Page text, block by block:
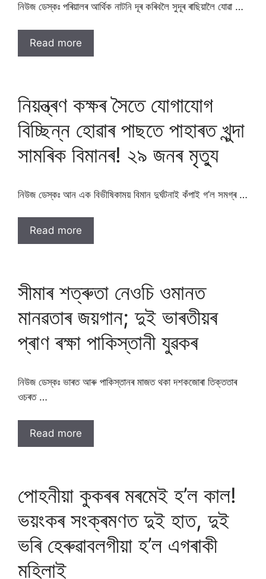
নিউজ ডেস্কঃ পৰিয়ালৰ আৰ্থিক নাটনি দূৰ কৰিবলৈ সুদূৰ ৰাছিয়ালৈ যোৱা …
Read more
নিয়ন্ত্ৰণ কক্ষৰ সৈতে যোগাযোগ
বিচ্ছিন্ন হোৱাৰ পাছতে পাহাৰত খুন্দা
সামৰিক বিমানৰ! ২৯ জনৰ মৃত্যু
নিউজ ডেস্কঃ আন এক বিভীষিকাময় বিমান দুৰ্ঘটনাই কঁপাই গ’ল সমগ্ৰ …
Read more
সীমাৰ শত্ৰুতা নেওচি ওমানত
মানৱতাৰ জয়গান; দুই ভাৰতীয়ৰ
প্ৰাণ ৰক্ষা পাকিস্তানী যুৱকৰ
নিউজ ডেস্কঃ ভাৰত আৰু পাকিস্তানৰ মাজত থকা দশকজোৰা তিক্ততাৰ
ওচৰত …
Read more
পোহনীয়া কুকৰৰ মৰমেই হ’ল কাল!
ভয়ংকৰ সংক্ৰমণত দুই হাত, দুই
ভৰি হেৰুৱাবলগীয়া হ’ল এগৰাকী
মহিলাই